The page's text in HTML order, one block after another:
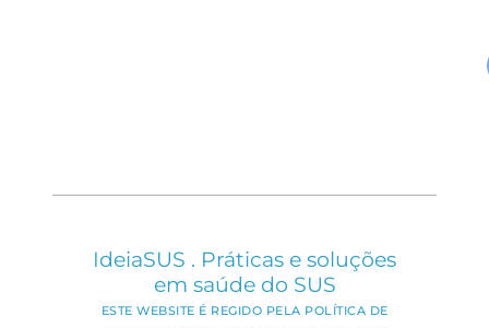
IdeiaSUS . Práticas e soluções
em saúde do SUS
ESTE WEBSITE É REGIDO PELA POLÍTICA DE